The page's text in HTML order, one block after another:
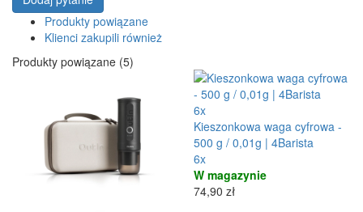
Produkty powiązane
Klienci zakupili również
Produkty powiązane (5)
6x
Kieszonkowa waga cyfrowa -
500 g / 0,01g | 4Barista
6x
W magazynie
74,90 zł